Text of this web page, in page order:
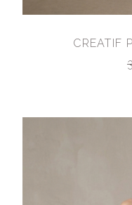
CREATIF